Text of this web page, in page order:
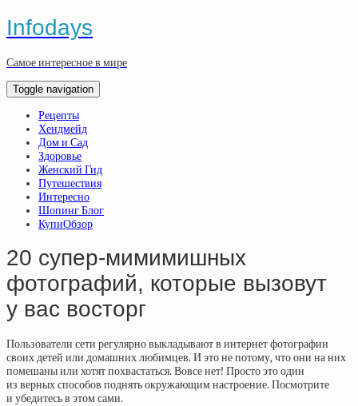
Infodays
Самое интересное в мире
Toggle navigation
Рецепты
Хендмейд
Дом и Сад
Здоровье
Женский Гид
Путешествия
Интересно
Шопинг Блог
КупиОбзор
20 супер-мимимишных
фотографий, которые вызовут
у вас восторг
Пользователи сети регулярно выкладывают в интернет фотографии
своих детей или домашних любимцев. И это не потому, что они на них
помешаны или хотят похвастаться. Вовсе нет! Просто это один
из верных способов поднять окружающим настроение. Посмотрите
и убедитесь в этом сами.